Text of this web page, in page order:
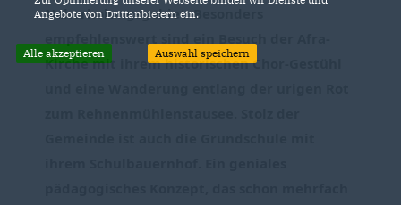
Naherholungsgebiet. Besonders
Kirche mit ihrem historischen Chor-Gestühl
Angebote von Drittanbietern ein.
Alle akzeptieren Auswahl speichern